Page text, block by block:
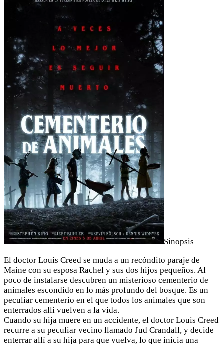
Sinopsis
El doctor Louis Creed se muda a un recóndito paraje de
Maine con su esposa Rachel y sus dos hijos pequeños. Al
poco de instalarse descubren un misterioso cementerio de
animales escondido en lo más profundo del bosque. Es un
peculiar cementerio en el que todos los animales que son
enterrados allí vuelven a la vida.
Cuando su hija muere en un accidente, el doctor Louis Creed
recurre a su peculiar vecino llamado Jud Crandall, y decide
enterrar allí a su hija para que vuelva, lo que inicia una